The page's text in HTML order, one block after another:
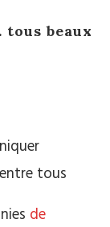
tous beaux
tous
de